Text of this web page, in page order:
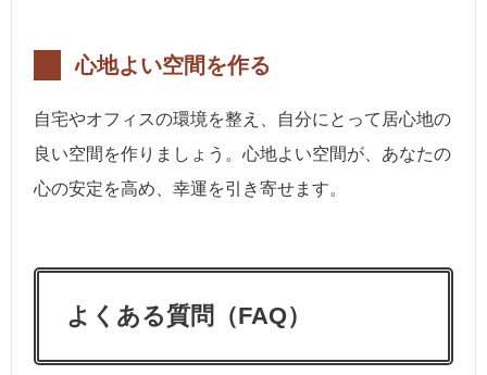
心地よい空間を作る
自宅やオフィスの環境を整え、自分にとって居心地の
良い空間を作りましょう。心地よい空間が、あなたの
心の安定を高め、幸運を引き寄せます。
よくある質問（FAQ）